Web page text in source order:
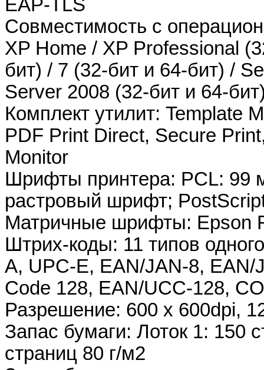
EAP-TLS
Совместимость с
XP Home / XP Professional
бит) / 7 (32-бит и 64-бит) /
Server 2008 (32-бит и 64-
Комплект утилит: Template
PDF Print Direct, Secure
Monitor
Шрифты принтера: PCL: 99
растровый шрифт;
Матричные шрифты: Epson
Штрих-коды: 11 типов
A, UPC-E, EAN/JAN-8, EAN/
Code 128, EAN/UCC-128,
Разрешение: 600 x 600dpi,
Запас бумаги: Лоток 1: 150
страниц 80 г/м2